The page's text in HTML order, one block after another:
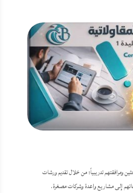
ومرافقتهم تدريبياً؛ من خلال تقديم ورشات
إلى مشاريع واعدة وشركات مصغرة.